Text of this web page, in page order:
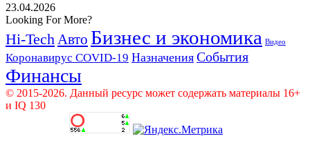
23.04.2026
Looking For More?
Hi-Tech Авто Бизнес и экономика Видео
Коронавирус COVID-19 Назначения События
Финансы
© 2015-2026. Данный ресурс может содержать материалы 16+
и IQ 130